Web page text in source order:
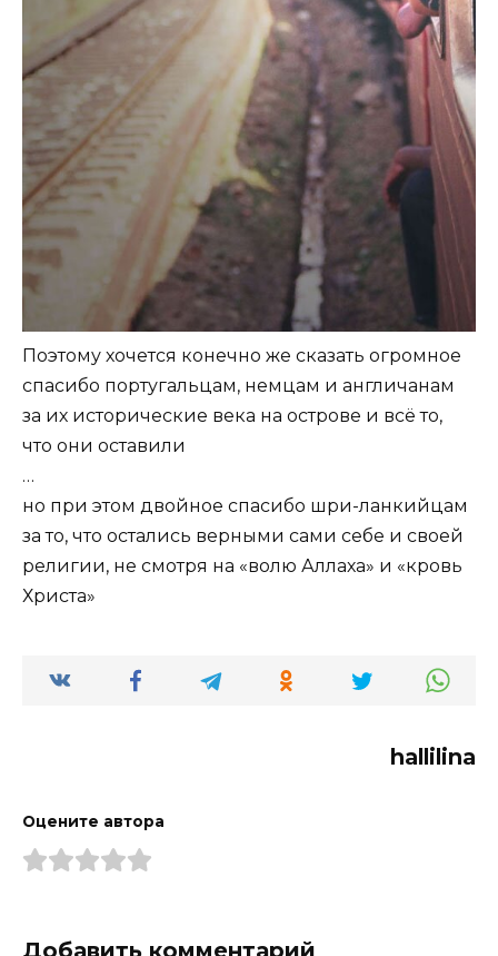
Поэтому хочется конечно же сказать огромное
спасибо португальцам, немцам и англичанам
за их исторические века на острове и всё то,
что они оставили
…
но при этом двойное спасибо шри-ланкийцам
за то, что остались верными сами себе и своей
религии, не смотря на «волю Аллаха» и «кровь
Христа»
hallilina
Оцените автора
Добавить комментарий